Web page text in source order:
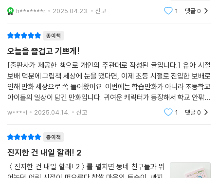
울린다.
● 배꼽 잡고 깔깔대다가도 마음 한구석이 따스해지는 ‘주쓰 유니버스’
주쓰 작가는 귀엽고 키치하면서도 어딘가 하드코어하고 그로테스크한 캐
릭터들로 먼저 사랑을 받았다. 《진지한 건 내일 할래!》는 그런 주쓰 작가의
세계관을 확장하면서도 조금은 더 보편적인 감성을 넣어 표현한 ‘순한 맛’
작품으로, 어린이 독자들은 물론, “귀여운 것이 최고!”를 외치는 성인 독자
들의 마음도 사로잡을 것이다.
당하고 어이없는 상황에서 캐릭터들이 ‘꽈당!’ 하고 뒤로 넘어지는 장면이
나 대사 없이 그림으로만 표현한 에피소드, 어린이 특유의 손 글씨와 그림
체를 살려 만화를 표현한 에피소드 등 예전 어린이 만화를 떠올리게 하는
장치들도 많이 담고 있다. 더불어 친구를 소중하게 생각하는 네 주인공들
그래요.머리 아픈 일 있을 때 가볍게 보기좋은 책이랍니
다.아이들이 보기에도 좋고,어른이 보기에도 좋아요.토순
h*******r 2025.04.23. 신고 1 댓글0
종이책
오늘을 즐겁고 기쁘게!
[출판사가 제공한 책으로 개인의 주관대로 작성된 글입니다.] 유아 시절
보배 덕분에 그림책 세상에 눈을 떴다면, 이제 초등 시절로 진입한 보배로
인해 만화 세상으로 쏙 들어왔어요. 이번에는 학습만화가 아니라 초등학교
아이들의 일상이 담긴 만화입니다. 귀여운 캐릭터가 등장해서 학교 안팎의
일상을 보여주는 그래픽노블이에요. 1권을 보지 못했지만 이야기 시작 전
w****i 2025.04.14. 신고 1 댓글0
종이책
진지한 건 내일 할래! 2
＜진지한 건 내일 할래! 2＞를 펼치면 동네 친구들과 뛰